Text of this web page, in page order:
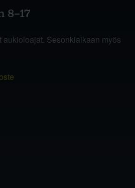
8–17
Sesonkiaikaan myös